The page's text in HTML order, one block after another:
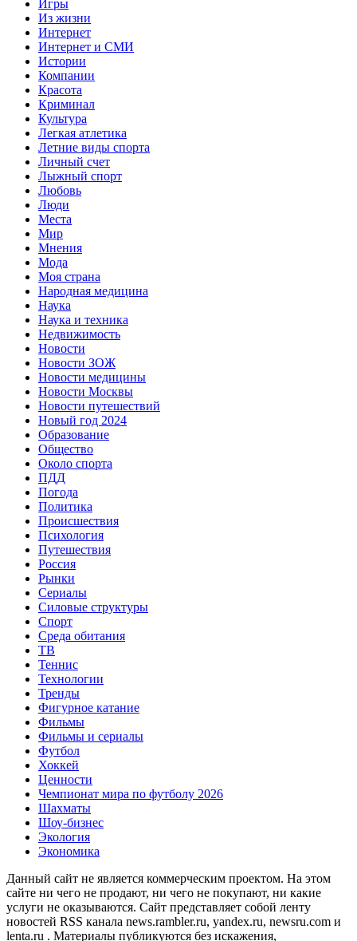
Игры
Из жизни
Интернет
Интернет и СМИ
Истории
Компании
Красота
Криминал
Культура
Легкая атлетика
Летние виды спорта
Личный счет
Лыжный спорт
Любовь
Люди
Места
Мир
Мнения
Мода
Моя страна
Народная медицина
Наука
Наука и техника
Недвижимость
Новости
Новости ЗОЖ
Новости медицины
Новости Москвы
Новости путешествий
Новый год 2024
Образование
Общество
Около спорта
ПДД
Погода
Политика
Происшествия
Психология
Путешествия
Россия
Рынки
Сериалы
Силовые структуры
Спорт
Среда обитания
ТВ
Теннис
Технологии
Тренды
Фигурное катание
Фильмы
Фильмы и сериалы
Футбол
Хоккей
Ценности
Чемпионат мира по футболу 2026
Шахматы
Шоу-бизнес
Экология
Экономика
Данный сайт не является коммерческим проектом. На этом
сайте ни чего не продают, ни чего не покупают, ни какие
услуги не оказываются. Сайт представляет собой ленту
новостей RSS канала news.rambler.ru, yandex.ru, newsru.com и
lenta.ru . Материалы публикуются без искажения,